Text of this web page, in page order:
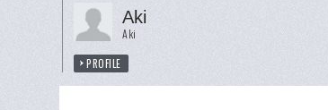
Aki
Aki
PROFILE